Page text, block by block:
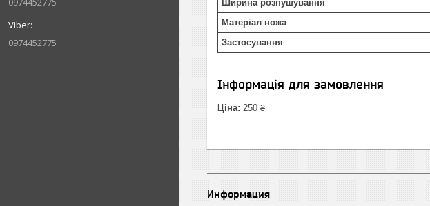
0974452775
Ширина розпушування
Матеріал ножа
Застосування
Інформація для замовлення
Ціна: 250 ₴
Информация